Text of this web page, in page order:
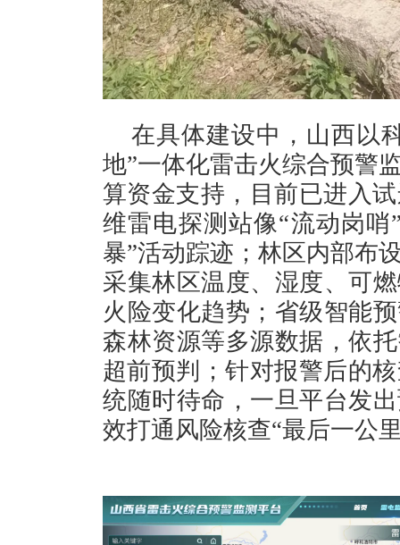
在具体建设中，山西以
地”一体化雷击火综合预警
算资金支持，目前已进入
维雷电探测站像“流动岗
暴”活动踪迹；林区内部布
采集林区温度、湿度、可
火险变化趋势；省级智能
森林资源等多源数据，依
超前预判；针对报警后的
统随时待命，一旦平台发
效打通风险核查“最后一公